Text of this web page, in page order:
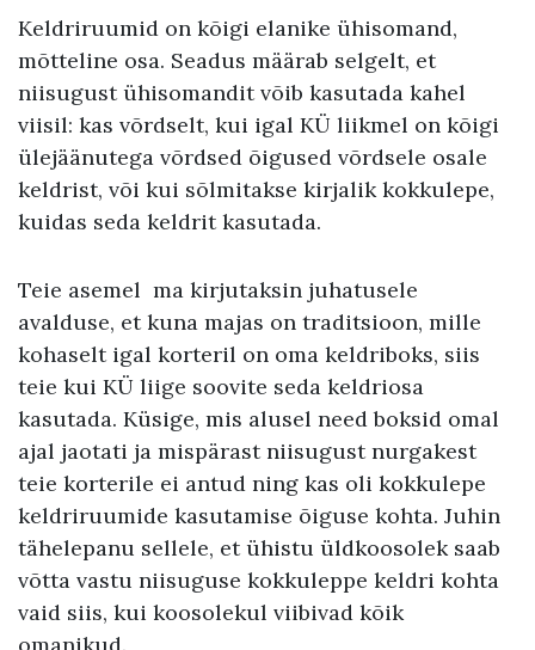
Keldriruumid on kõigi elanike ühisomand,
mõtteline osa. Seadus määrab selgelt, et
niisugust ühisomandit võib kasutada kahel
viisil: kas võrdselt, kui igal KÜ liikmel on kõigi
ülejäänutega võrdsed õigused võrdsele osale
keldrist, või kui sõlmitakse kirjalik kokkulepe,
kuidas seda keldrit kasutada.
Teie asemel ma kirjutaksin juhatusele
avalduse, et kuna majas on traditsioon, mille
kohaselt igal korteril on oma keldriboks, siis
teie kui KÜ liige soovite seda keldriosa
kasutada. Küsige, mis alusel need boksid omal
ajal jaotati ja mispärast niisugust nurgakest
teie korterile ei antud ning kas oli kokkulepe
keldriruumide kasutamise õiguse kohta. Juhin
tähelepanu sellele, et ühistu üldkoosolek saab
võtta vastu niisuguse kokkuleppe keldri kohta
vaid siis, kui koosolekul viibivad kõik
omanikud.